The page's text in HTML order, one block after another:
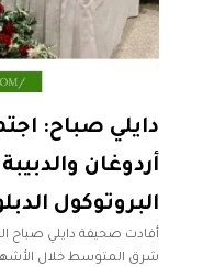
دايلي صباح:
أردوغان
البروتوكول
أفادت صحيفة دايلي صباح
شرق المتوسط خلال